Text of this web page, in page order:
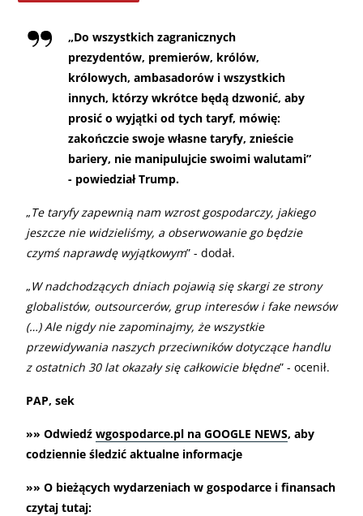
„Do wszystkich zagranicznych
prezydentów, premierów, królów,
królowych, ambasadorów i wszystkich
innych, którzy wkrótce będą dzwonić, aby
prosić o wyjątki od tych taryf, mówię:
zakończcie swoje własne taryfy, znieście
bariery, nie manipulujcie swoimi walutami”
- powiedział Trump.
„Te taryfy zapewnią nam wzrost gospodarczy, jakiego
jeszcze nie widzieliśmy, a obserwowanie go będzie
czymś naprawdę wyjątkowym” - dodał.
„W nadchodzących dniach pojawią się skargi ze strony
globalistów, outsourcerów, grup interesów i fake newsów
(…) Ale nigdy nie zapominajmy, że wszystkie
przewidywania naszych przeciwników dotyczące handlu
z ostatnich 30 lat okazały się całkowicie błędne” - ocenił.
PAP, sek
»» Odwiedź wgospodarce.pl na GOOGLE NEWS, aby
codziennie śledzić aktualne informacje
»» O bieżących wydarzeniach w gospodarce i finansach
czytaj tutaj: